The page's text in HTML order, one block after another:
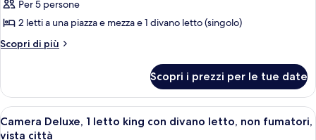
Camera
Executive
con
singoli,
non
fumatori
Per 5 persone
2 letti a una piazza e mezza e 1 divano letto (singolo)
Scopri di più
Altri
Executive
con
2
letti
Scopri i prezzi per le tue date
Apri
tutte
Camera d'albergo con un letto
12
Camera Deluxe, 1 letto king con divano letto, non fumatori,
vista città